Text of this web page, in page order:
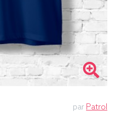
par Patrol